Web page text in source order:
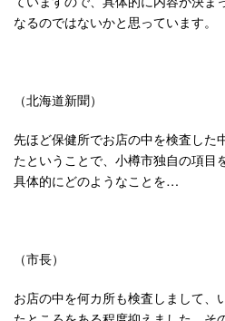
なるのではないかと思っています。
（北海道新聞）
先ほど保健所でお店の中を検査した
たということで、小樽市独自の項目
具体的にどのようなことを…
（市長）
お店の中を何カ所も検査しまして、